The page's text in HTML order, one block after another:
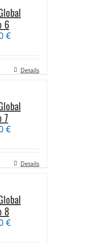
6
€
Details
7
€
Details
8
€